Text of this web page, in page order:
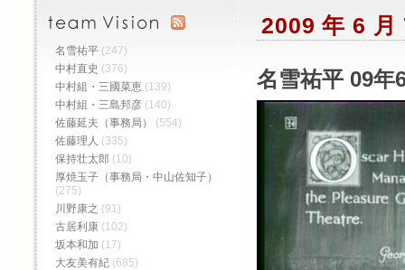
2009 年 6 月
名雪祐平 09年
名雪祐平 (247)
中村直史 (376)
中村組・三國菜恵 (139)
中村組・三島邦彦 (140)
佐藤延夫（事務局）
(554)
佐藤理人 (335)
保持壮太郎 (10)
厚焼玉子（事務局・中山佐知子）
(275)
川野康之 (91)
古居利康 (102)
坂本和加 (17)
大友美有紀 (685)